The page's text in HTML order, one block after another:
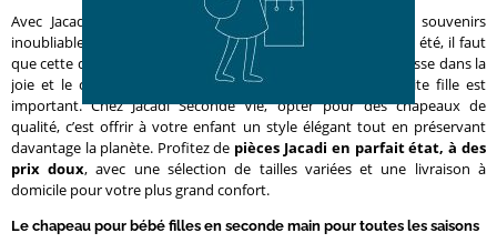
Avec Jacadi, chaque saison célèbre l'enfance et crée des souvenirs
inoubliables pour votre petite fille. Froid ou chaud, hiver ou été, il faut
que cette découverte progressive d’un monde nouveau se fasse dans la
joie et le confort, alors bien protéger la tête de votre petite fille est
important. Chez Jacadi Seconde Vie, opter pour des chapeaux de
qualité, c’est offrir à votre enfant un style élégant tout en préservant
davantage la planète. Profitez de pièces Jacadi en parfait état, à des
prix doux, avec une sélection de tailles variées et une livraison à
domicile pour votre plus grand confort.
Le chapeau pour bébé filles en seconde main pour toutes les saisons